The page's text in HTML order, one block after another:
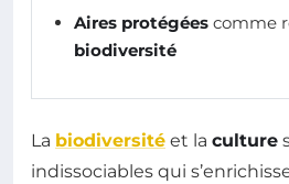
Aires protégées comme
biodiversité
La biodiversité et la culture
indissociables qui